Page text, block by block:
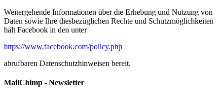
Weitergehende Informationen über die Erhebung und Nutzung von
Daten sowie Ihre diesbezüglichen Rechte und Schutzmöglichkeiten
hält Facebook in den unter
https://www.facebook.com/policy.php
abrufbaren Datenschutzhinweisen bereit.
MailChimp - Newsletter